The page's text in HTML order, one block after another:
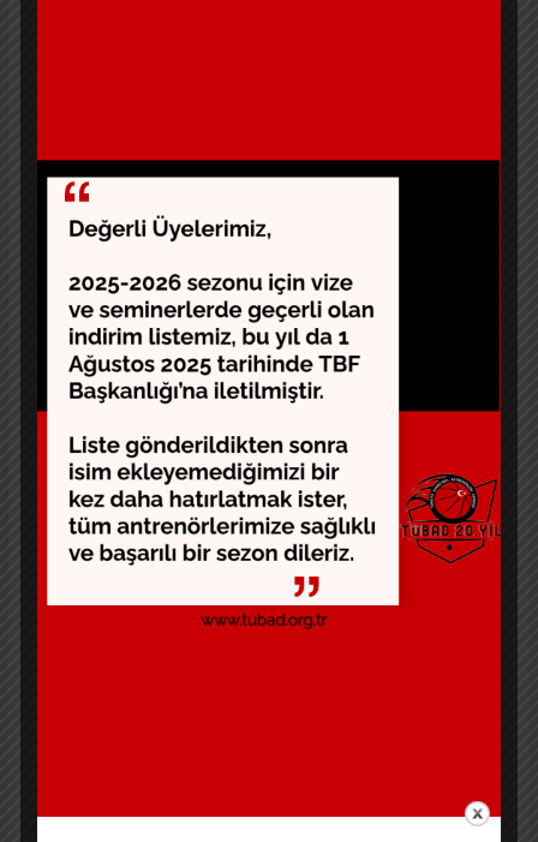
organizasyon, gerisi gelir.
Basketbol antrenörleri kendini nasıl geliştirebilir,
tavsiyeleriniz nelerdir?
maç izlemek. Bugün Amerika’da antrenör olmanız
için herhangi bir lisans almanıza gerek yok,
üniversite mezunu olmanız gerekiyor. Mezun
olduktan sonra da bir okulda, en alt basamaktan
en üste doğru giden bir yol var ve iş antrenörün
emeğine kalıyor. Ne kadar emek ve vakit
harcarsan bu işin içinde kalıyorsun. Aydan
Siyavuş’un bir lafı vardır: Tecrübeli antrenör ile
genç antrenör arasındaki fark ikisinin neyi
seyrettiğinde yatar. İkisinin baktığı şeyler farklıdır.
Öğrendiğiniz şeyleri de nasıl uygulayacağınızı
bilirseniz yavaş yavaş yol almaya başlarsınız. Fark
gelecek tepkiye cevap veremezsiniz ancak baştan
dediklerinize sadık kalıp kendinize bir yol haritası